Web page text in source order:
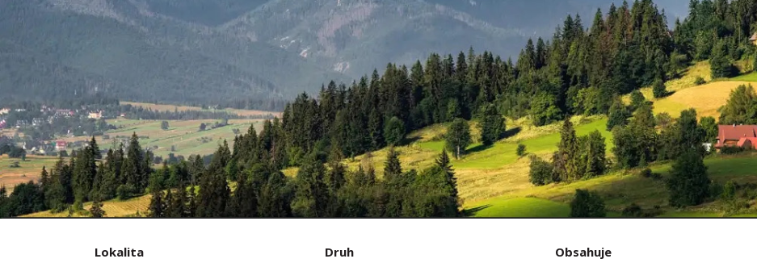
Lokalita
Druh
Obsahuje